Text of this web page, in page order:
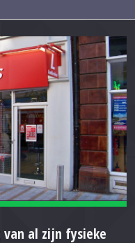
al zijn fysieke